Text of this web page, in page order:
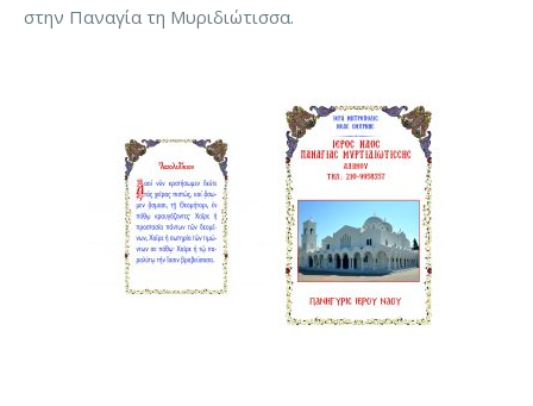
στην Παναγία τη Μυριδιώτισσα.